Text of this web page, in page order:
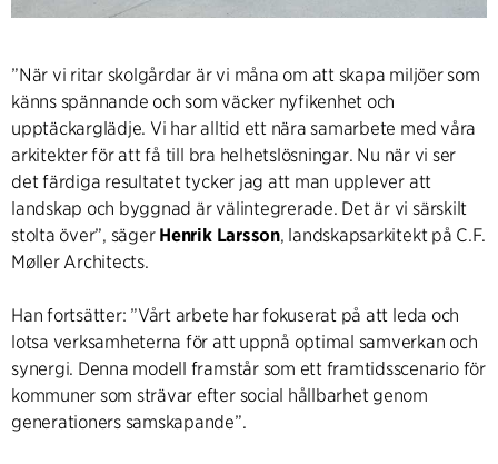
”När vi ritar skolgårdar är vi måna om att skapa miljöer som
känns spännande och som väcker nyfikenhet och
upptäckarglädje. Vi har alltid ett nära samarbete med våra
arkitekter för att få till bra helhetslösningar. Nu när vi ser
det färdiga resultatet tycker jag att man upplever att
landskap och byggnad är välintegrerade. Det är vi särskilt
stolta över”, säger Henrik Larsson, landskapsarkitekt på C.F.
Møller Architects.
Han fortsätter: ”Vårt arbete har fokuserat på att leda och
lotsa verksamheterna för att uppnå optimal samverkan och
synergi. Denna modell framstår som ett framtidsscenario för
kommuner som strävar efter social hållbarhet genom
generationers samskapande”.